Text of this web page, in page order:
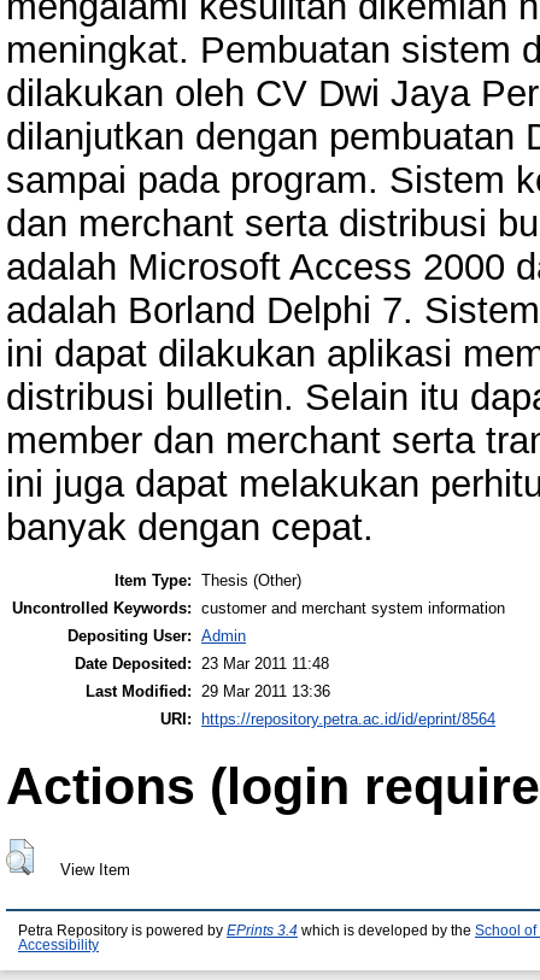
meningkat. Pembuatan sistem
dilakukan oleh CV Dwi Jaya
dilanjutkan dengan pembuatan
sampai pada program. Sistem
dan merchant serta distribusi
adalah Microsoft Access 2000
adalah Borland Delphi 7.
ini dapat dilakukan aplikasi
distribusi bulletin. Selain itu
member dan merchant serta
ini juga dapat melakukan
banyak dengan cepat.
Item Type: Thesis (Other)
Uncontrolled Keywords: customer and merchant system information
Depositing User: Admin
Date Deposited:
23 Mar 2011 11:48
Last Modified:
29 Mar 2011 13:36
URI: https://repository.petra.ac.id/id/eprint/8564
Actions (login
View Item
Petra Repository is powered by EPrints 3.4 which is developed by the School of
Accessibility